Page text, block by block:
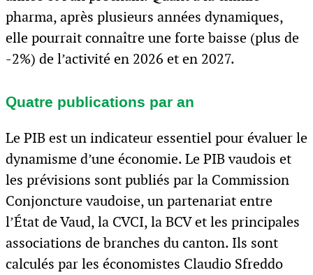
pharma, après plusieurs années dynamiques,
elle pourrait connaître une forte baisse (plus de
-2%) de l’activité en 2026 et en 2027.
Quatre publications par an
Le PIB est un indicateur essentiel pour évaluer le
dynamisme d’une économie. Le PIB vaudois et
les prévisions sont publiés par la Commission
Conjoncture vaudoise, un partenariat entre
l’État de Vaud, la CVCI, la BCV et les principales
associations de branches du canton. Ils sont
calculés par les économistes Claudio Sfreddo